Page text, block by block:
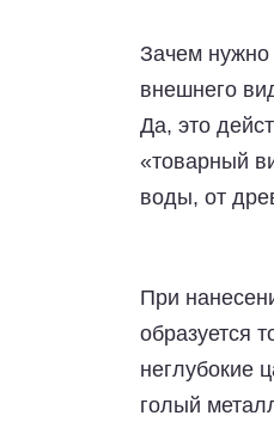
Зачем нужно
внешнего
Да, это
«товарный
воды, от
При
образуется
неглубокие
голый